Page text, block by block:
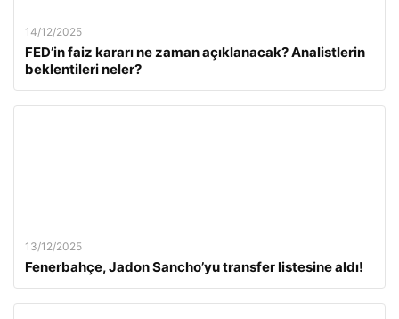
14/12/2025
FED’in faiz kararı ne zaman açıklanacak? Analistlerin
beklentileri neler?
13/12/2025
Fenerbahçe, Jadon Sancho’yu transfer listesine aldı!